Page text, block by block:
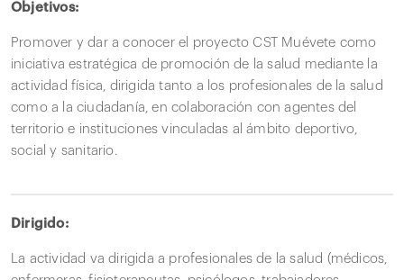
Objetivos:
Promover y dar a conocer el proyecto CST Muévete como
iniciativa estratégica de promoción de la salud mediante la
actividad física, dirigida tanto a los profesionales de la salud
como a la ciudadanía, en colaboración con agentes del
territorio e instituciones vinculadas al ámbito deportivo,
social y sanitario.
Dirigido:
La actividad va dirigida a profesionales de la salud (médicos,